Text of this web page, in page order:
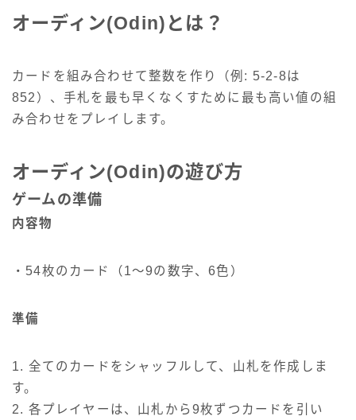
オーディン(Odin)とは？
カードを組み合わせて整数を作り（例: 5-2-8は
852）、手札を最も早くなくすために最も高い値の組
み合わせをプレイします。
オーディン(Odin)の遊び方
ゲームの準備
内容物
・54枚のカード（1〜9の数字、6色）
準備
1. 全てのカードをシャッフルして、山札を作成しま
す。
2. 各プレイヤーは、山札から9枚ずつカードを引い